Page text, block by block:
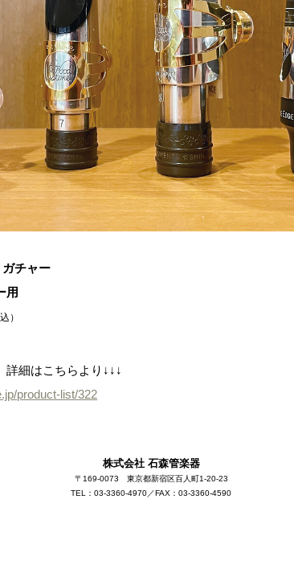
チャー
用
）
詳細はこちらより↓↓↓
product-list/322
株式会社 石森管楽器
〒169-0073 東京都新宿区百人町1-20-23
TEL：03-3360-4970／FAX：03-3360-4590